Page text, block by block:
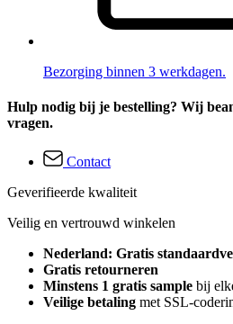
Bezorging binnen 3 werkdagen.
Hulp nodig bij je bestelling? Wij
vragen.
Contact
Geverifieerde kwaliteit
Veilig en vertrouwd winkelen
Nederland: Gratis
Gratis retourneren
Minstens 1 gratis sample bij
Veilige betaling met SSL-